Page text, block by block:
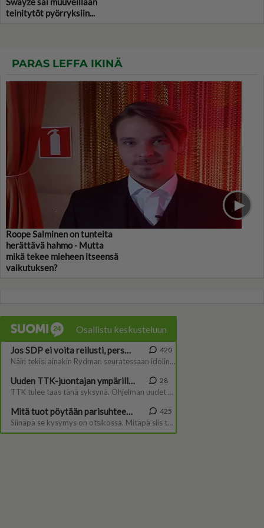
teinitytöt pyörryksiin...
PARAS LEFFA IKINÄ
Roope Salminen on tunteita
herättävä hahmo - Mutta
mikä tekee mieheen itseensä
vaikutuksen?